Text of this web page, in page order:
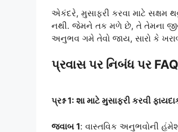
એકંદરે, મુસાફરી કરવા માટે સક્ષમ
નથી. જેમને તક મળે છે, તે તેમના
અનુભવ ગમે તેવો જાય, સારો કે
પ્રવાસ પર નિબંધ પર FAQ
પ્રશ્ન 1: શા માટે મુસાફરી કરવી
જવાબ 1: વાસ્તવિક અનુભવોની